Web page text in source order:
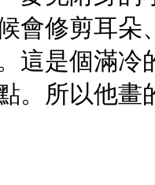
會修剪耳朵
這是個滿冷
。所以他畫